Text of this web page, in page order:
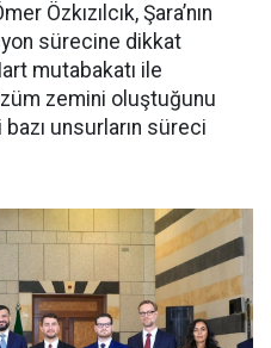
Özkızılcık, Şara’nın
sürecine dikkat
mutabakatı ile
zemini oluştuğunu
unsurların süreci